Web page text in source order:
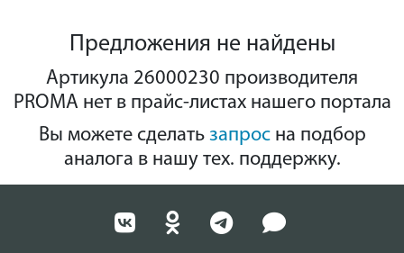
Предложения не найдены
Артикула 26000230 производителя
PROMA нет в прайс-листах нашего портала
Вы можете сделать запросна подбор
аналога в нашу тех. поддержку.